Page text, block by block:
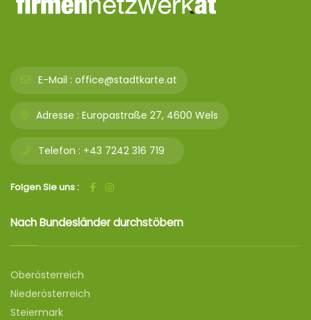
E-Mail : office@stadtkarte.at
Adresse : Europastraße 27, 4600 Wels
Telefon : +43 7242 316 719
Folgen Sie uns :
Nach Bundesländer durchstöbern
Oberösterreich
Niederösterreich
Steiermark